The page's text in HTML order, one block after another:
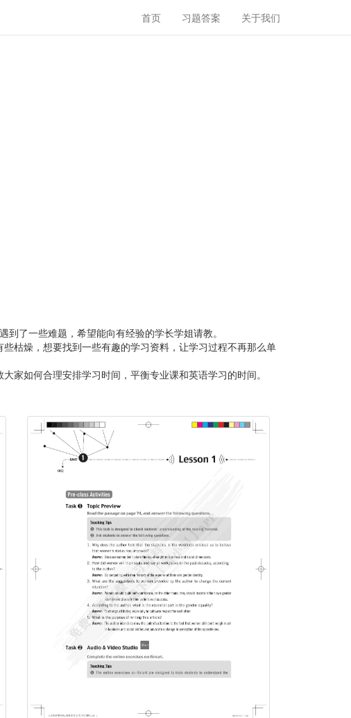
首页 习题答案 关于我们
了一些难题，希望能向有经验的学长学姐请教。
枯燥，想要找到一些有趣的学习资料，让学习过程不再那么单
家如何合理安排学习时间，平衡专业课和英语学习的时间。